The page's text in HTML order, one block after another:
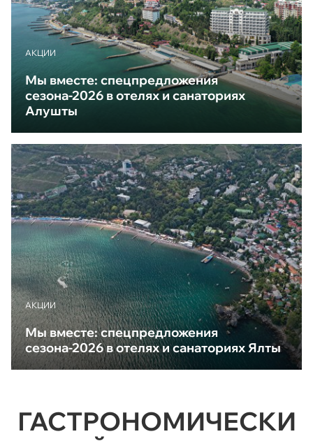
АКЦИИ
Мы вместе: спецпредложения
сезона-2026 в отелях и санаториях
Алушты
АКЦИИ
Мы вместе: спецпредложения
сезона-2026 в отелях и санаториях Ялты
ГАСТРОНОМИЧЕСКИ